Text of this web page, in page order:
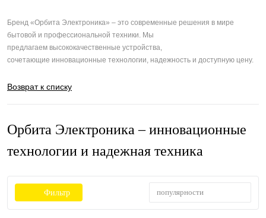
Бренд «Орбита Электроника» – это современные решения в мире
бытовой и профессиональной техники. Мы
предлагаем высококачественные устройства,
сочетающие инновационные технологии, надежность и доступную цену.
Возврат к списку
Орбита Электроника – инновационные
технологии и надежная техника
Фильтр популярности